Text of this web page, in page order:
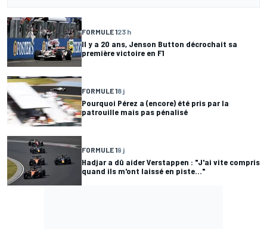
FORMULE 123 h
Il y a 20 ans, Jenson Button décrochait sa
première victoire en F1
FORMULE 18 j
Pourquoi Pérez a (encore) été pris par la
patrouille mais pas pénalisé
FORMULE 19 j
Hadjar a dû aider Verstappen : "J'ai vite compris
quand ils m'ont laissé en piste..."